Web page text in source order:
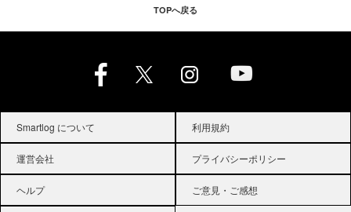
TOPへ戻る
Smartlog について 利用規約
運営会社 プライバシーポリシー
ヘルプ ご意見・ご感想